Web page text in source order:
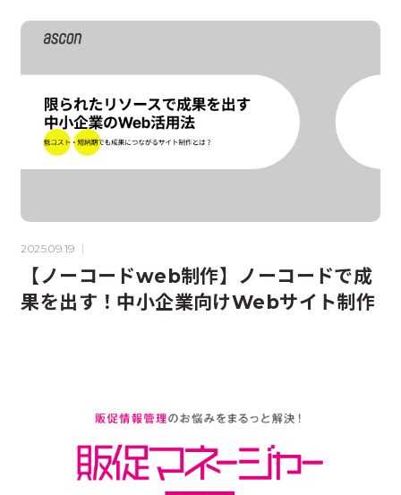
2025.09.19
【ノーコードweb制作】ノーコードで成
果を出す！中小企業向けWebサイト制作